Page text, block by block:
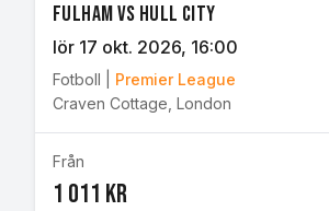
Fulham vs Hull City
lör 17 okt. 2026, 16:00
Fotboll
Premier League
Craven Cottage London
Från
1 011 kr